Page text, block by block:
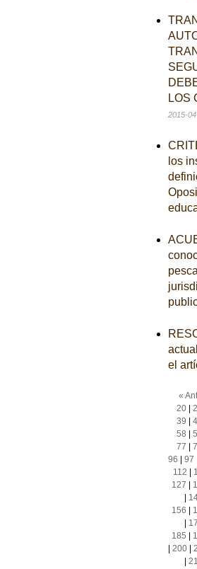
LOS
2015-
los
el
«
20|
39
58
77
96
97
112
127
156
185
200|